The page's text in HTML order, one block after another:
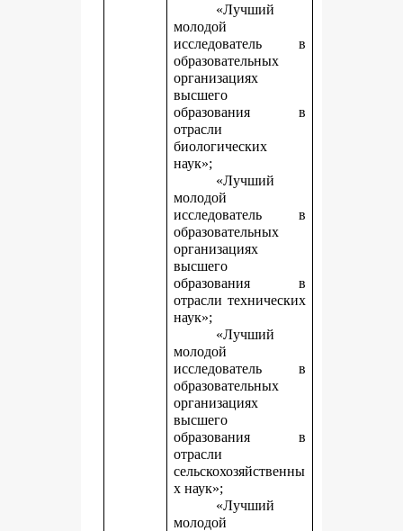
«Лучший
молодой
исследователь в
образовательных
организациях
высшего
образования в
отрасли
биологических
наук»;
«Лучший
молодой
исследователь в
образовательных
организациях
высшего
образования в
отрасли технических
наук»;
«Лучший
молодой
исследователь в
образовательных
организациях
высшего
образования в
отрасли
сельскохозяйственны
х наук»;
«Лучший
молодой